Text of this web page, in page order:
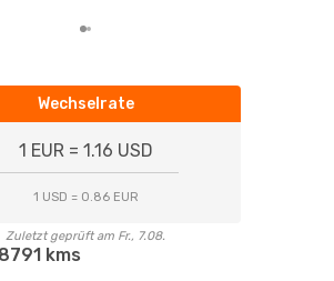
Wechselrate
1 EUR = 1.16 USD
1 USD = 0.86 EUR
Zuletzt geprüft am Fr., 7.08.
8791 kms